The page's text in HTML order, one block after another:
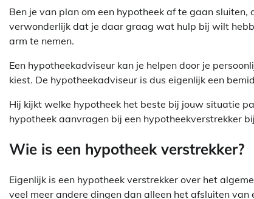
Ben je van plan om een hypotheek af te gaan
verwonderlijk dat je daar graag wat hulp bij wilt
arm te nemen.
Een hypotheekadviseur kan je helpen door je
kiest. De hypotheekadviseur is dus eigenlijk een
Hij kijkt welke hypotheek het beste bij jouw situatie
hypotheek aanvragen bij een hypotheekverstrekker
Wie is een hypotheek verstrekker?
Eigenlijk is een hypotheek verstrekker over het
veel meer andere dingen dan alleen het afsluiten